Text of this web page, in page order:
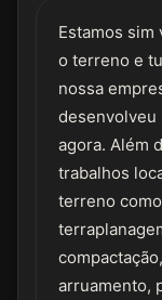
Estamos sim
o terreno e
nossa
desenvolveu
agora. Além
trabalhos
terreno como
arruamento,